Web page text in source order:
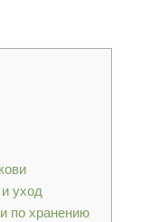
уход
по хранению